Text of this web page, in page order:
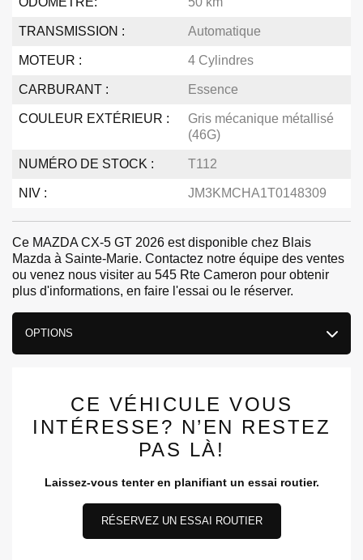
TRANSMISSION : Automatique
MOTEUR : 4 Cylindres
CARBURANT : Essence
COULEUR EXTÉRIEUR :
Gris mécanique métallisé
(46G)
NUMÉRO DE STOCK : T112
NIV : JM3KMCHA1T0148309
Ce MAZDA CX-5 GT 2026 est disponible chez Blais
Mazda à Sainte-Marie. Contactez notre équipe des ventes
ou venez nous visiter au 545 Rte Cameron pour obtenir
plus d'informations, en faire l'essai ou le réserver.
OPTIONS
CE VÉHICULE VOUS
INTÉRESSE? N’EN RESTEZ
PAS LÀ!
Laissez-vous tenter en planifiant un essai routier.
RÉSERVEZ UN ESSAI ROUTIER